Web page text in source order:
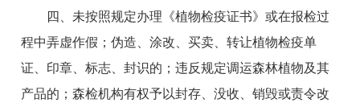
四、未按照规定办理《植物检疫证书》或在报检过
程中弄虚作假；伪造、涂改、买卖、转让植物检疫单
证、印章、标志、封识的；违反规定调运森林植物及其
产品的；森检机构有权予以封存、没收、销毁或责令改